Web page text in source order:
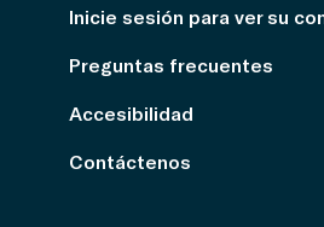
Inicie sesión para ver su
Preguntas frecuentes
Accesibilidad
Contáctenos